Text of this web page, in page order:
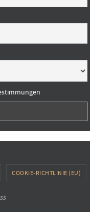
COOKIE-RICHTLINIE (EU)